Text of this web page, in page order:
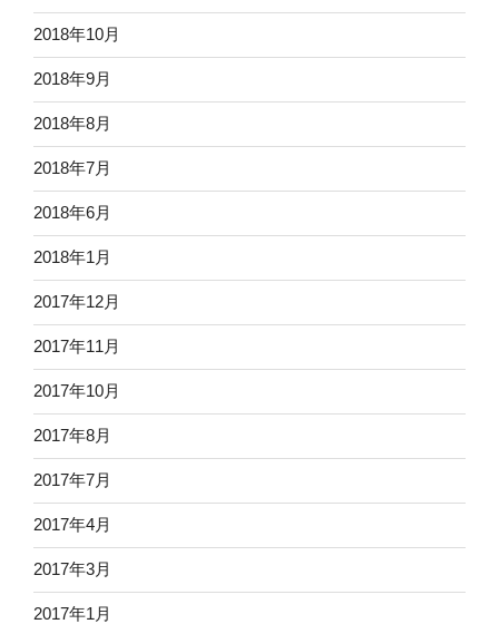
2018年10月
2018年9月
2018年8月
2018年7月
2018年6月
2018年1月
2017年12月
2017年11月
2017年10月
2017年8月
2017年7月
2017年4月
2017年3月
2017年1月